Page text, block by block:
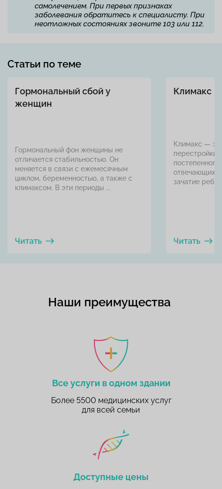
самолечением. При первых признаках
заболевания обратитесь к специалисту. При
неотложных состояниях звоните 103 или 112.
Статьи по теме
Гормональный сбой у
женщин
Гормональный фон женщины не
отличается стабильностью. Он
меняется в связи с ежемесячным
циклом, беременностью, а также с
климаксом. В эти периоды ...
Читать
Климакс
Климакс —
перестройки
отвечающих
зачатие
Читать
Наши преимущества
Все услуги в одном здании
Более 5500 медицинских услуг
для всей семьи
Доступные цены